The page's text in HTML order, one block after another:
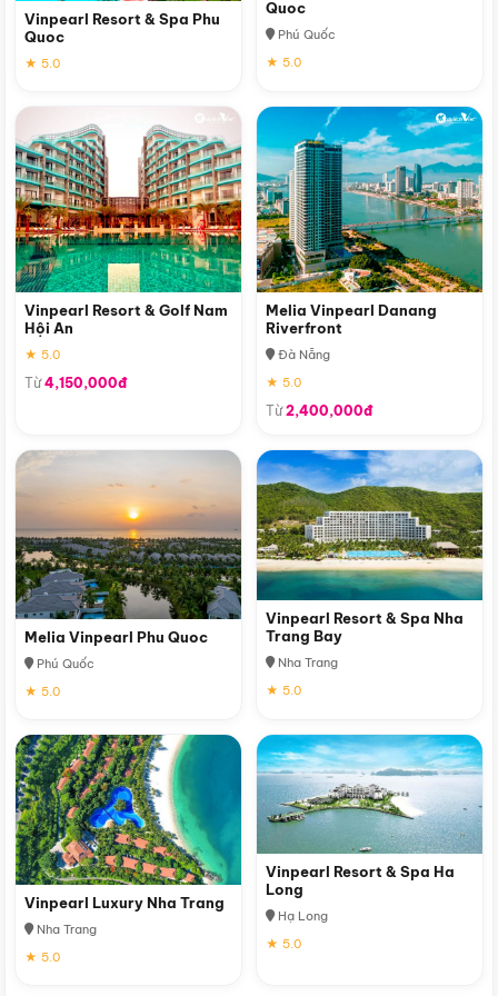
Vinpearl Resort & Spa Phu
Quoc
★ 5.0
Quoc
Phú Quốc
★ 5.0
Vinpearl Resort & Golf Nam
Hội An
★ 5.0
Từ4,150,000đ
Melia Vinpearl Danang
Riverfront
Đà Nẵng
★ 5.0
Từ2,400,000đ
Melia Vinpearl Phu Quoc
Phú Quốc
★ 5.0
Vinpearl Resort & Spa Nha
Trang Bay
Nha Trang
★ 5.0
Vinpearl Luxury Nha Trang
Nha Trang
★ 5.0
Vinpearl Resort & Spa Ha
Long
Hạ Long
★ 5.0